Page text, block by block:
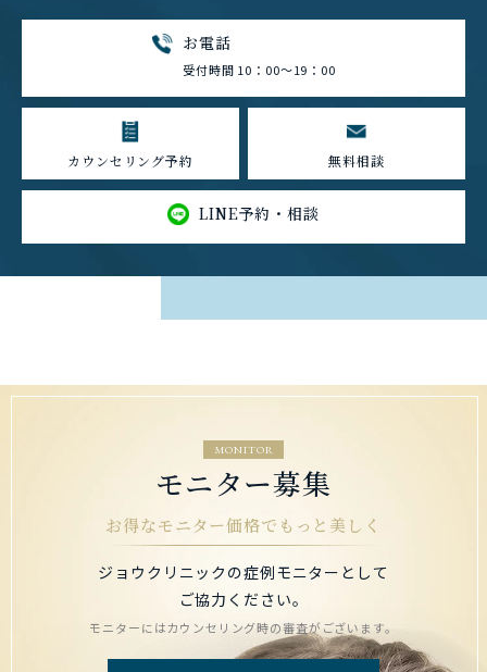
お電話
受付時間 10：00～19：00
カウンセリング予約 無料相談
LINE予約・相談
MONITOR
モニター募集
お得なモニター価格でもっと美しく
ジョウクリニックの症例モニターとして
ご協力ください。
モニターにはカウンセリング時の審査がございます。